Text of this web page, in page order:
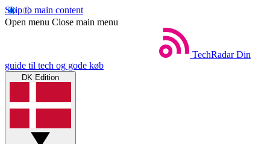
Skip to main content
Open menu Close main menu
TechRadar Din
guide til tech og gode køb
DK Edition